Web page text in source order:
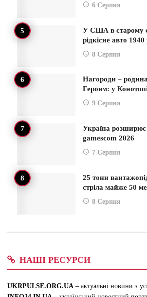
6 Серпня
У США в старому
рідкісне авто
8 Серпня
Нагороди –
Героям: у
9 Серпня
Україна розширює
gamescom 2026
7 Серпня
25 тонн
стріла майже 50
8 Серпня
НАШІ РЕСУРСИ
UKRPULSE.ORG.UA – актуальні новини з